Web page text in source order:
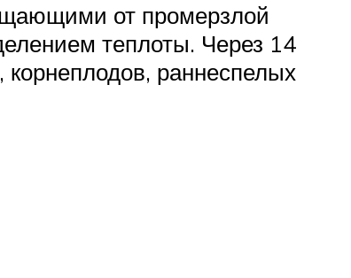
от промерзлой
теплоты. Через 14
раннеспелых